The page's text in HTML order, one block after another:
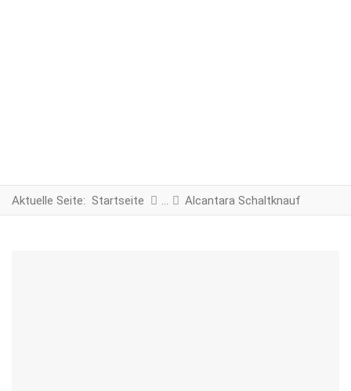
Aktuelle Seite: Startseite Alcantara Schaltknauf